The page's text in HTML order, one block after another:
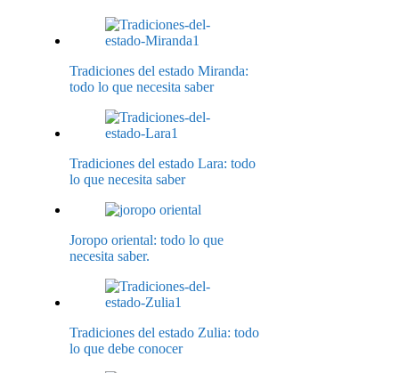
Tradiciones del estado Miranda:
todo lo que necesita saber
Tradiciones del estado Lara: todo
lo que necesita saber
Joropo oriental: todo lo que
necesita saber.
Tradiciones del estado Zulia: todo
lo que debe conocer